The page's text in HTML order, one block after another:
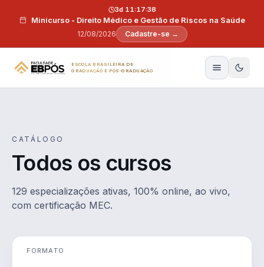
Minicurso - Direito Médico e Gestão de Riscos na Saúde
12/08/2026
3d 11:17:37
Cadastre-se →
ESCOLA BRASILEIRA DE
GRADUAÇÃO E PÓS-GRADUAÇÃO
CATÁLOGO
Todos os cursos
129 especializações ativas, 100% online, ao vivo,
com certificação MEC.
FORMATO